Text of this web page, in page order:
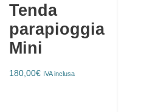
Tenda
parapioggia
Mini
180,00€ IVA inclusa